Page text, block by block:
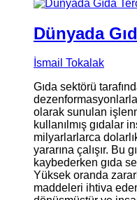
Dünyada
İsmail Tokalak
Gıda sektörü
olarak sunulan
kullanılmış gıdalar
milyarlarlarca
yararına çalışır. Bu
kaybederken gıda
Yüksek oranda
maddeleri ihtiva